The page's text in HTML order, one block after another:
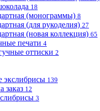
18
(монограммы) 8
(для рукоделия) 27
(новая коллекция) 65
печати 4
оттиски 2
экслибрисы 139
заказ 12
3